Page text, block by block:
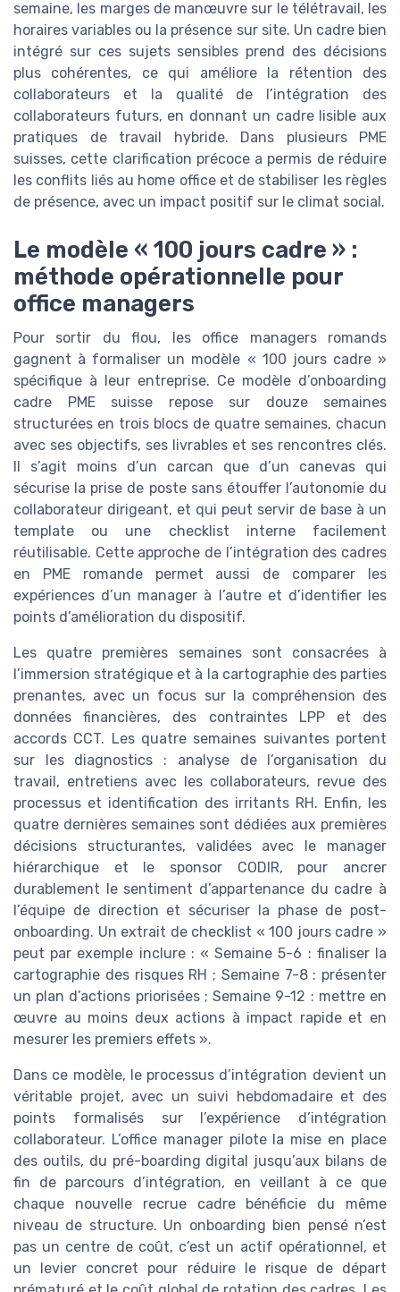
semaine, les marges de manœuvre sur le télétravail, les
horaires variables ou la présence sur site. Un cadre bien
intégré sur ces sujets sensibles prend des décisions
plus cohérentes, ce qui améliore la rétention des
collaborateurs et la qualité de l’intégration des
collaborateurs futurs, en donnant un cadre lisible aux
pratiques de travail hybride. Dans plusieurs PME
suisses, cette clarification précoce a permis de réduire
les conflits liés au home office et de stabiliser les règles
de présence, avec un impact positif sur le climat social.
Le modèle « 100 jours cadre » :
méthode opérationnelle pour
office managers
Pour sortir du flou, les office managers romands
gagnent à formaliser un modèle « 100 jours cadre »
spécifique à leur entreprise. Ce modèle d’onboarding
cadre PME suisse repose sur douze semaines
structurées en trois blocs de quatre semaines, chacun
avec ses objectifs, ses livrables et ses rencontres clés.
Il s’agit moins d’un carcan que d’un canevas qui
sécurise la prise de poste sans étouffer l’autonomie du
collaborateur dirigeant, et qui peut servir de base à un
template ou une checklist interne facilement
réutilisable. Cette approche de l’intégration des cadres
en PME romande permet aussi de comparer les
expériences d’un manager à l’autre et d’identifier les
points d’amélioration du dispositif.
Les quatre premières semaines sont consacrées à
l’immersion stratégique et à la cartographie des parties
prenantes, avec un focus sur la compréhension des
données financières, des contraintes LPP et des
accords CCT. Les quatre semaines suivantes portent
sur les diagnostics : analyse de l’organisation du
travail, entretiens avec les collaborateurs, revue des
processus et identification des irritants RH. Enfin, les
quatre dernières semaines sont dédiées aux premières
décisions structurantes, validées avec le manager
hiérarchique et le sponsor CODIR, pour ancrer
durablement le sentiment d’appartenance du cadre à
l’équipe de direction et sécuriser la phase de post-
onboarding. Un extrait de checklist « 100 jours cadre »
peut par exemple inclure : « Semaine 5-6 : finaliser la
cartographie des risques RH ; Semaine 7-8 : présenter
un plan d’actions priorisées ; Semaine 9-12 : mettre en
œuvre au moins deux actions à impact rapide et en
mesurer les premiers effets ».
Dans ce modèle, le processus d’intégration devient un
véritable projet, avec un suivi hebdomadaire et des
points formalisés sur l’expérience d’intégration
collaborateur. L’office manager pilote la mise en place
des outils, du pré-boarding digital jusqu’aux bilans de
fin de parcours d’intégration, en veillant à ce que
chaque nouvelle recrue cadre bénéficie du même
niveau de structure. Un onboarding bien pensé n’est
pas un centre de coût, c’est un actif opérationnel, et
un levier concret pour réduire le risque de départ